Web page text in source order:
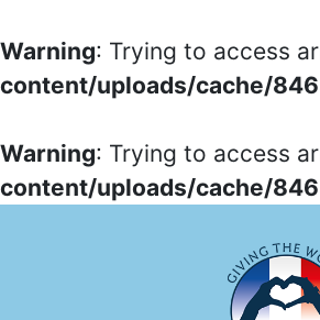
Warning: Trying to access
content/uploads/cache/
Warning: Trying to access
content/uploads/cache/